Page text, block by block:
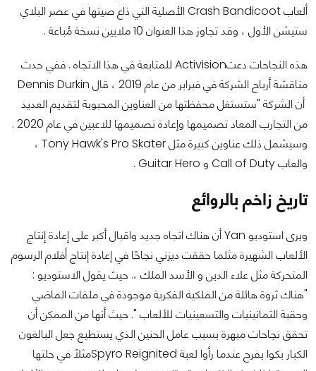
ألعاب Crash Bandicoot الأصلية التي ذاع صيتها في عصر البلاي
ستيشن الأول ، وقد تجاوز هذا العنوان 10 ملايين نسخة مُباعة .
هذه النجاحات دعتActivision للمتابعة في هذا الاتجاه . ففي حدث
مناقشة أرباح الشركة في فبراير من عام 2019 ، قال Dennis Durkin
أن الشركة "ستستغل محفظتها من العناوين المحبوبة لتقديم العديد
من التجارب المعاد تصميمها وإعادة تصميمها للاعبين في عام 2020 .
وسيشمل ذلك عناوين كبيرة مثل Tony Hawk's Pro Skater ،
والعاب Call of Duty و Guitar Hero .
تاريخ زاخم بالروائع
ويرى استوديو Yan أن هناك اتجاه جديد واقبال أكبر على إعادة إنتاج
الألعاب الشهيرة مثلما حققت ديزني نجاحًا في إعادة إنتاج أفلام الرسوم
المتحركة مثل علاء الدين و الأسد الملك ،. حيث يقول الاستوديو :
"هناك ثروة هائلة من الملكية الفكرية موجودة في ملفات الماضي
وحقبة الثمانينيات والتسعينيات للألعاب ". حيث أنها من الممكن أن
تحقق نجاحات مبهرة بسبب عامل الحنين الذي يستطيع جعل البالغون
الكبار بكوا بفرح عندما رأوا لعبة Spyro Reignitedمثلاً في حلتها